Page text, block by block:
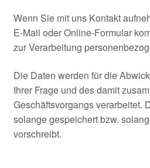
Wenn Sie mit uns Kontakt
E-Mail oder Online-Formular
zur Verarbeitung
Die Daten werden für die
Ihrer Frage und des damit
Geschäftsvorgangs verarbeitet.
solange gespeichert bzw.
vorschreibt.